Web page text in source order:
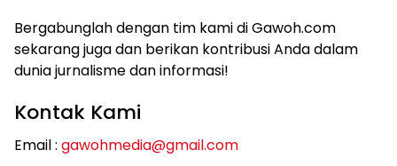
Bergabunglah dengan tim kami di Gawoh.com
sekarang juga dan berikan kontribusi Anda dalam
dunia jurnalisme dan informasi!
Kontak Kami
Email : gawohmedia@gmail.com